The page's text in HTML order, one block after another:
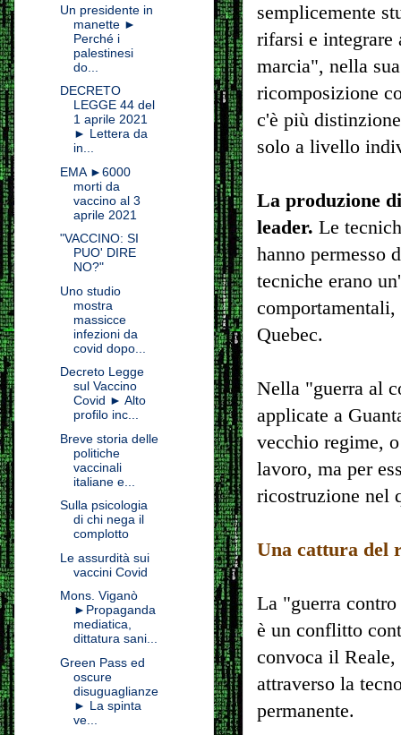
semplicemente
rifarsi e integrare
marcia", nella
ricomposizione
c'è più
solo a livello
La produzione
leader. Le
hanno permesso
tecniche erano
Quebec.
Nella "guerra al
applicate a
vecchio regime,
lavoro, ma per
ricostruzione nel
Una cattura del
La "guerra
è un conflitto
convoca il Reale,
attraverso la
permanente.
Un presidente in
manette ►
Perché i
palestinesi
do...
DECRETO
LEGGE 44 del
1 aprile 2021
► Lettera da
in...
EMA ►6000
morti da
vaccino al 3
aprile 2021
"VACCINO: SI
PUO' DIRE
NO?"
Uno studio
mostra
massicce
infezioni da
covid dopo...
Decreto Legge
sul Vaccino
Covid ► Alto
profilo inc...
Breve storia delle
politiche
vaccinali
italiane e...
Sulla psicologia
di chi nega il
complotto
Le assurdità sui
vaccini Covid
Mons. Viganò
►Propaganda
mediatica,
dittatura sani...
Green Pass ed
oscure
disuguaglianze
► La spinta
ve...